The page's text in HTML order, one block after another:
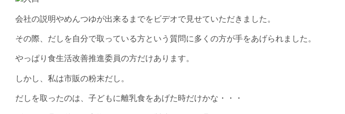
会社の説明やめんつゆが出来るまでをビデオで見せていただきました。
その際、だしを自分で取っている方という質問に多くの方が手をあげられました。
やっぱり食生活改善推進委員の方だけあります。
しかし、私は市販の粉末だし。
だしを取ったのは、子どもに離乳食をあげた時だけかな・・・